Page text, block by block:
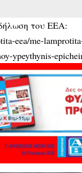
του ΕΕΑ:
eea/me-
ypeythynis-